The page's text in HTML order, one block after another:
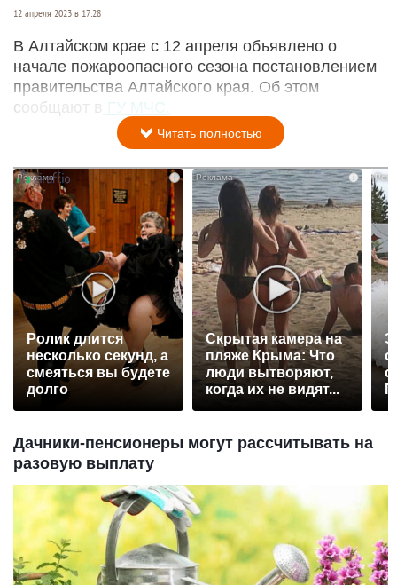
12 апреля 2023 в 17:28
В Алтайском крае с 12 апреля объявлено о
начале пожароопасного сезона постановлением
правительства Алтайского края. Об этом
сообщают в ГУ МЧС.
Читать полностью
Ролик длится
несколько секунд, а
смеяться вы будете
долго
i
Скрытая камера на
пляже Крыма: Что
люди вытворяют,
когда их не видят...
Дачники-пенсионеры могут рассчитывать на
разовую выплату